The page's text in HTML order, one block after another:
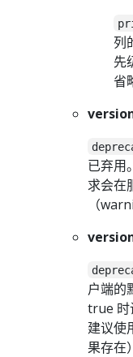
列
先
省
已弃用
求会在
（
户端的
true 时
建议使
果存在